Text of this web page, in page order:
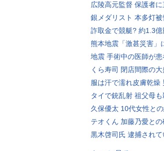
広陵高元監督 保護者
銀メダリスト 本多灯
詐取金で競艇? 約1.3
熊本地震「激甚災害」
地震 手術中の医師が患
くら寿司 閉店間際の
服は汗で濡れ皮膚乾燥
タイで銃乱射 祖父母
久保優太 10代女性と
テオくん 加藤乃愛と
黒木啓司氏 逮捕され